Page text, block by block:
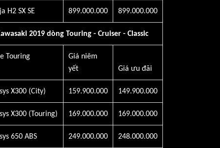
H2 SX SE 899.000.000 899.000.000
2019 dòng Touring - Cruiser - Classic
Touring
Giá niêm
yết
Giá ưu đãi
X300 (City) 159.900.000 149.900.000
X300 (Touring) 169.000.000 169.000.000
650 ABS 249.000.000 248.000.000